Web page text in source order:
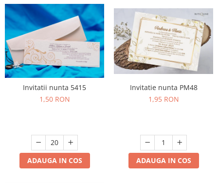
Invitatii nunta 5415
1,50 RON
ADAUGA IN COS
Invitatie nunta PM48
1,95 RON
ADAUGA IN COS